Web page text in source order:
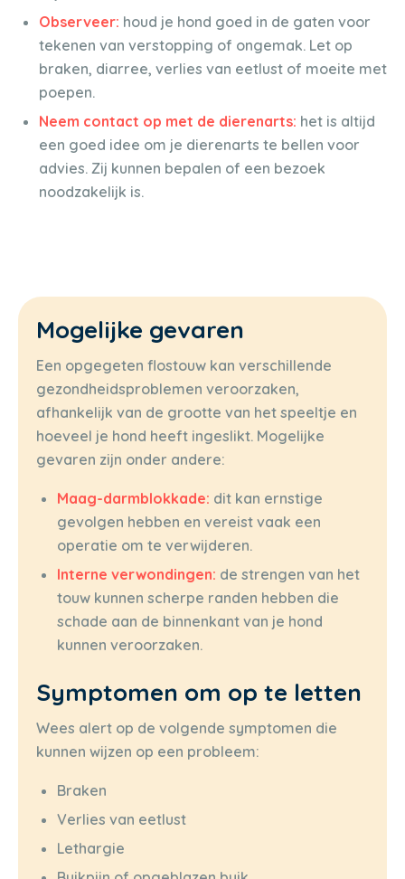
Observeer: houd je hond goed in de gaten voor
tekenen van verstopping of ongemak. Let op
braken, diarree, verlies van eetlust of moeite met
poepen.
Neem contact op met de dierenarts: het is altijd
een goed idee om je dierenarts te bellen voor
advies. Zij kunnen bepalen of een bezoek
noodzakelijk is.
Mogelijke gevaren
Een opgegeten flostouw kan verschillende
gezondheidsproblemen veroorzaken,
afhankelijk van de grootte van het speeltje en
hoeveel je hond heeft ingeslikt. Mogelijke
gevaren zijn onder andere:
Maag-darmblokkade: dit kan ernstige
gevolgen hebben en vereist vaak een
operatie om te verwijderen.
Interne verwondingen: de strengen van het
touw kunnen scherpe randen hebben die
schade aan de binnenkant van je hond
kunnen veroorzaken.
Symptomen om op te letten
Wees alert op de volgende symptomen die
kunnen wijzen op een probleem:
Braken
Verlies van eetlust
Lethargie